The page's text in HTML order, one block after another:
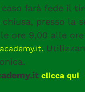
farà fede il
presso la
ore 9,00 alle ore
clicca qui